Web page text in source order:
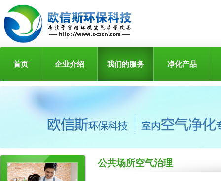
首页 企业介绍 我们的服务 净化产品
公共场所空气治理